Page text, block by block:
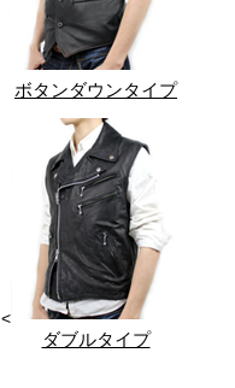
ボタンダウンタイプ
<
ダブルタイプ